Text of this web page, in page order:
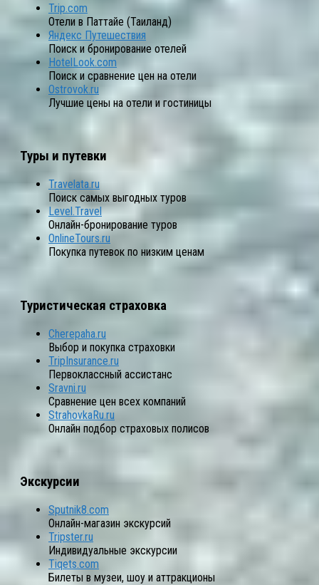
Trip.com
Отели в Паттайе (Таиланд)
Яндекс Путешествия
Поиск и бронирование отелей
HotelLook.com
Поиск и сравнение цен на отели
Ostrovok.ru
Лучшие цены на отели и гостиницы
Туры и путевки
Travelata.ru
Поиск самых выгодных туров
Level.Travel
Онлайн-бронирование туров
OnlineTours.ru
Покупка путевок по низким ценам
Туристическая страховка
Cherepaha.ru
Выбор и покупка страховки
TripInsurance.ru
Первоклассный ассистанс
Sravni.ru
Сравнение цен всех компаний
StrahovkaRu.ru
Онлайн подбор страховых полисов
Экскурсии
Sputnik8.com
Онлайн-магазин экскурсий
Tripster.ru
Индивидуальные экскурсии
Tiqets.com
Билеты в музеи, шоу и аттракционы